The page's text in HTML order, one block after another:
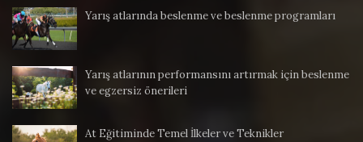
Yarış atlarında beslenme ve beslenme programları
Yarış atlarının performansını artırmak için beslenme
ve egzersiz önerileri
At Eğitiminde Temel İlkeler ve Teknikler